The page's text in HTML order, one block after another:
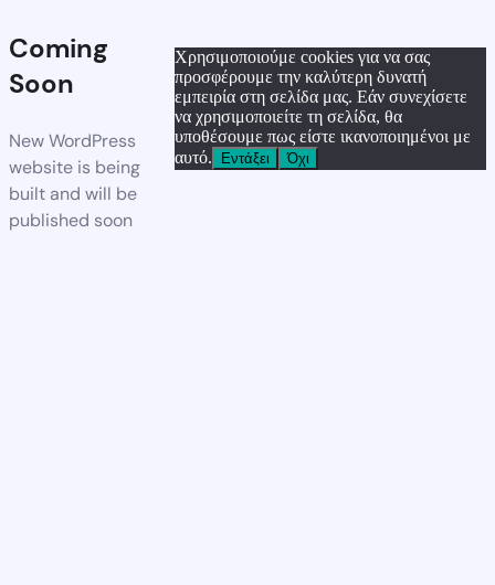
Coming
Soon
New WordPress
website is being
built and will be
published soon
Χρησιμοποιούμε cookies για να σας
προσφέρουμε την καλύτερη δυνατή
εμπειρία στη σελίδα μας. Εάν συνεχίσετε
να χρησιμοποιείτε τη σελίδα, θα
υποθέσουμε πως είστε ικανοποιημένοι με
αυτό.
Εντάξει Όχι